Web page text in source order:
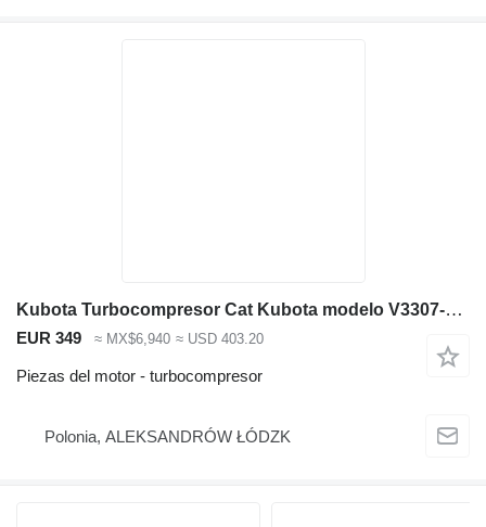
Kubota Turbocompresor Cat Kubota modelo V3307-CR_TE4B-CTP-2R código sil 1J para maquinaria de construcción
EUR 349 ≈ MX$6,940 ≈ USD 403.20
Piezas del motor - turbocompresor
Polonia, ALEKSANDRÓW ŁÓDZK